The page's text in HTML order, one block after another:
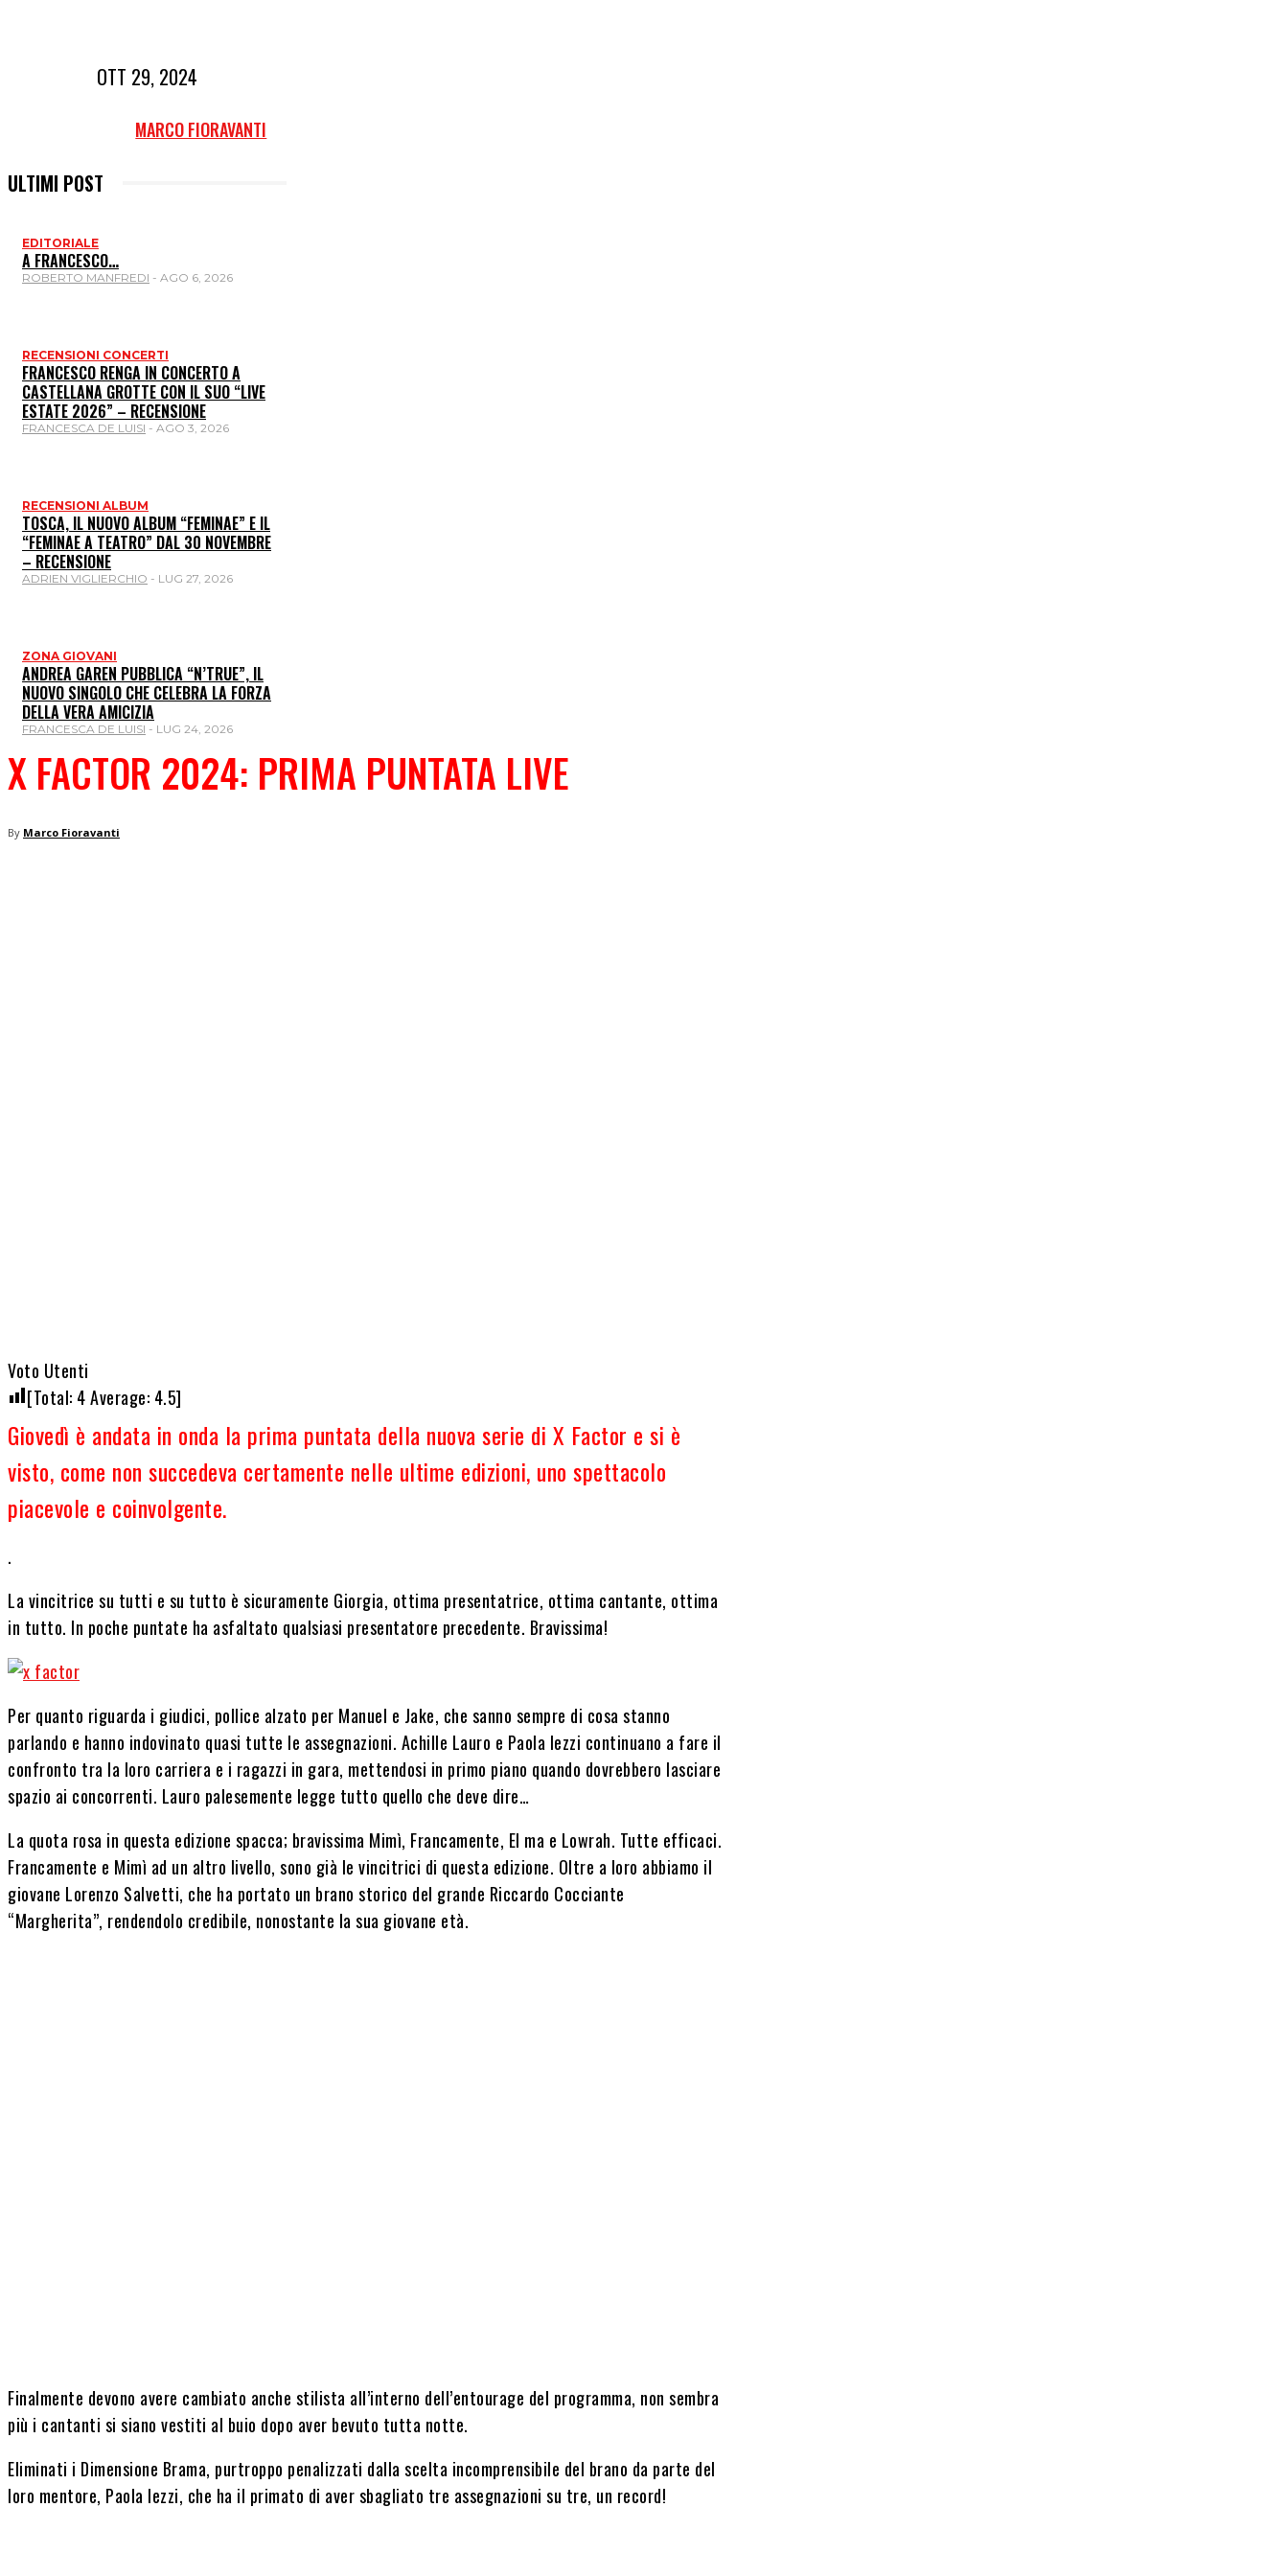
OTT 29, 2024
MARCO FIORAVANTI
ULTIMI POST
EDITORIALE
A FRANCESCO…
ROBERTO MANFREDI - AGO 6, 2026
RECENSIONI CONCERTI
FRANCESCO RENGA IN CONCERTO A
CASTELLANA GROTTE CON IL SUO “LIVE
ESTATE 2026” – RECENSIONE
FRANCESCA DE LUISI - AGO 3, 2026
RECENSIONI ALBUM
TOSCA, IL NUOVO ALBUM “FEMINAE” E IL
“FEMINAE A TEATRO” DAL 30 NOVEMBRE
– RECENSIONE
ADRIEN VIGLIERCHIO - LUG 27, 2026
ZONA GIOVANI
ANDREA GAREN PUBBLICA “N’TRUE”, IL
NUOVO SINGOLO CHE CELEBRA LA FORZA
DELLA VERA AMICIZIA
FRANCESCA DE LUISI - LUG 24, 2026
X FACTOR 2024: PRIMA PUNTATA LIVE
By Marco Fioravanti
Voto Utenti
[Total: 4Average: 4.5]
Giovedì è andata in onda la prima puntata della nuova serie di X Factor e si è
visto, come non succedeva certamente nelle ultime edizioni, uno spettacolo
piacevole e coinvolgente.
.
La vincitrice su tutti e su tutto è sicuramente Giorgia, ottima presentatrice, ottima cantante, ottima
in tutto. In poche puntate ha asfaltato qualsiasi presentatore precedente. Bravissima!
Per quanto riguarda i giudici, pollice alzato per Manuel e Jake, che sanno sempre di cosa stanno
parlando e hanno indovinato quasi tutte le assegnazioni. Achille Lauro e Paola Iezzi continuano a fare il
confronto tra la loro carriera e i ragazzi in gara, mettendosi in primo piano quando dovrebbero lasciare
spazio ai concorrenti. Lauro palesemente legge tutto quello che deve dire…
La quota rosa in questa edizione spacca; bravissima Mimì, Francamente, El ma e Lowrah. Tutte efficaci.
Francamente e Mimì ad un altro livello, sono già le vincitrici di questa edizione. Oltre a loro abbiamo il
giovane Lorenzo Salvetti, che ha portato un brano storico del grande Riccardo Cocciante
“Margherita”, rendendolo credibile, nonostante la sua giovane età.
Finalmente devono avere cambiato anche stilista all’interno dell’entourage del programma, non sembra
più i cantanti si siano vestiti al buio dopo aver bevuto tutta notte.
Eliminati i Dimensione Brama, purtroppo penalizzati dalla scelta incomprensibile del brano da parte del
loro mentore, Paola Iezzi, che ha il primato di aver sbagliato tre assegnazioni su tre, un record!